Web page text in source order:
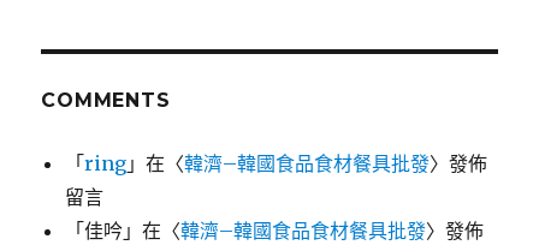
COMMENTS
「ring 」在〈韓濟–韓國食品食材餐具批發〉發佈
留言
「佳吟 」在〈韓濟–韓國食品食材餐具批發〉發佈